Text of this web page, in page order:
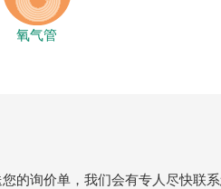
氧气管
的询价单，我们会有专人尽快联